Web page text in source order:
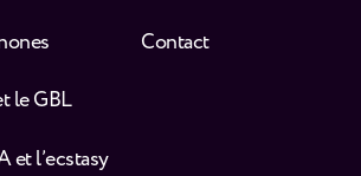
le GBL
et l’ecstasy
Contact